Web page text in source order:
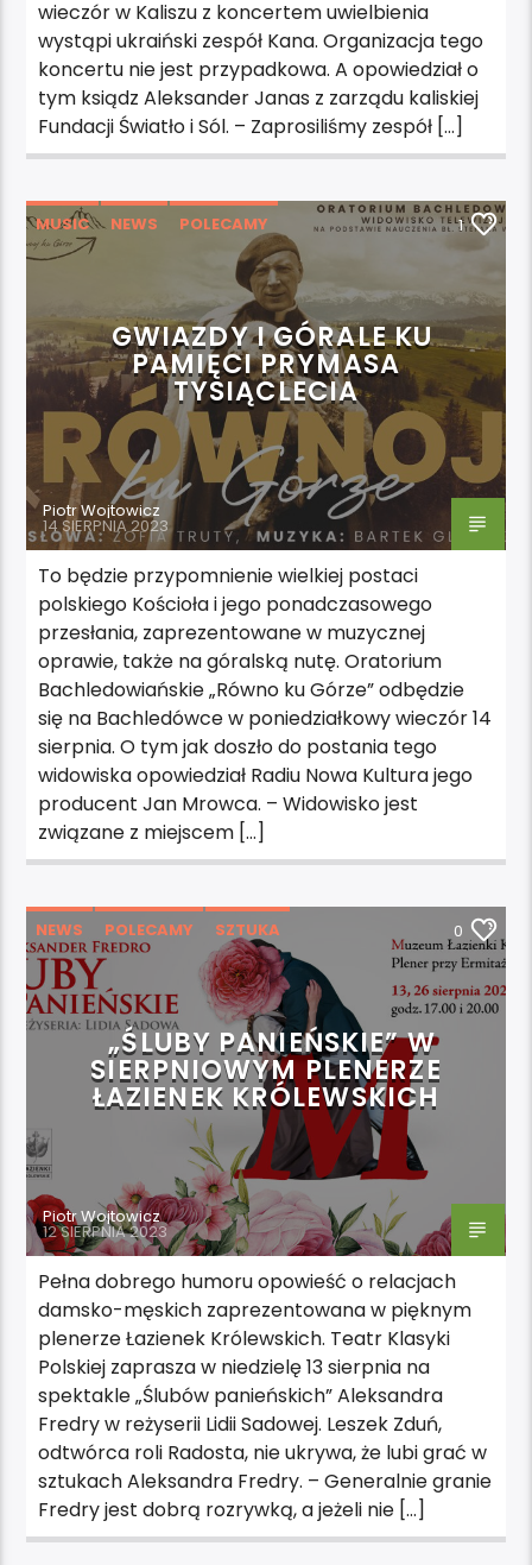
wieczór w Kaliszu z koncertem uwielbienia
wystąpi ukraiński zespół Kana. Organizacja tego
koncertu nie jest przypadkowa. A opowiedział o
tym ksiądz Aleksander Janas z zarządu kaliskiej
Fundacji Światło i Sól. – Zaprosiliśmy zespół […]
MUSIC NEWS
POLECAMY
WYDARZENIA
1
GWIAZDY I GÓRALE KU
PAMIĘCI PRYMASA
TYSIĄCLECIA
Piotr Wojtowicz
14 SIERPNIA 2023
To będzie przypomnienie wielkiej postaci
polskiego Kościoła i jego ponadczasowego
przesłania, zaprezentowane w muzycznej
oprawie, także na góralską nutę. Oratorium
Bachledowiańskie „Równo ku Górze” odbędzie
się na Bachledówce w poniedziałkowy wieczór 14
sierpnia. O tym jak doszło do postania tego
widowiska opowiedział Radiu Nowa Kultura jego
producent Jan Mrowca. – Widowisko jest
związane z miejscem […]
NEWS POLECAMY
SZTUKA
WYDARZENIA
0
„ŚLUBY PANIEŃSKIE” W
SIERPNIOWYM PLENERZE
ŁAZIENEK KRÓLEWSKICH
Piotr Wojtowicz
12 SIERPNIA 2023
Pełna dobrego humoru opowieść o relacjach
damsko-męskich zaprezentowana w pięknym
plenerze Łazienek Królewskich. Teatr Klasyki
Polskiej zaprasza w niedzielę 13 sierpnia na
spektakle „Ślubów panieńskich” Aleksandra
Fredry w reżyserii Lidii Sadowej. Leszek Zduń,
odtwórca roli Radosta, nie ukrywa, że lubi grać w
sztukach Aleksandra Fredry. – Generalnie granie
Fredry jest dobrą rozrywką, a jeżeli nie […]